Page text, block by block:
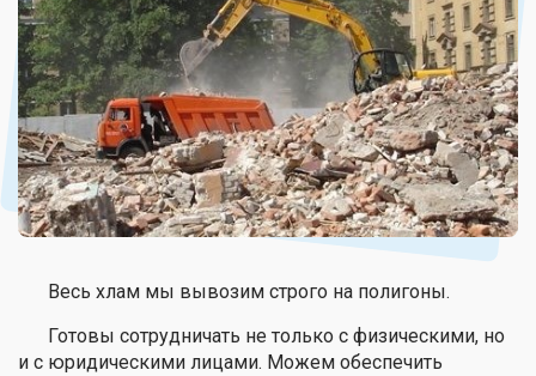
Весь хлам мы вывозим строго на полигоны.
Готовы сотрудничать не только с физическими, но
и с юридическими лицами. Можем обеспечить